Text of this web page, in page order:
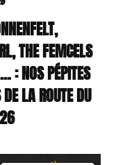
THE FEMCELS
: NOS PÉPITES
LA ROUTE DU